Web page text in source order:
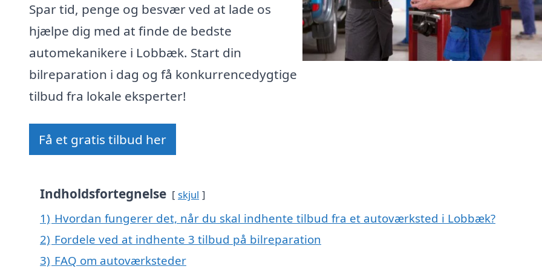
Spar tid, penge og besvær ved at lade os
hjælpe dig med at finde de bedste
automekanikere i Lobbæk. Start din
bilreparation i dag og få konkurrencedygtige
tilbud fra lokale eksperter!
Få et gratis tilbud her
Indholdsfortegnelse skjul
1) Hvordan fungerer det, når du skal indhente tilbud fra et autoværksted i Lobbæk?
2) Fordele ved at indhente 3 tilbud på bilreparation
3) FAQ om autoværksteder